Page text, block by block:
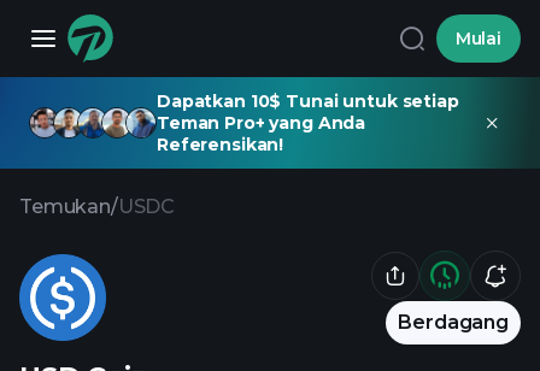
Mulai
Dapatkan 10$ Tunai untuk setiap
Teman Pro+ yang Anda
Referensikan!
Temukan/USDC
Berdagang